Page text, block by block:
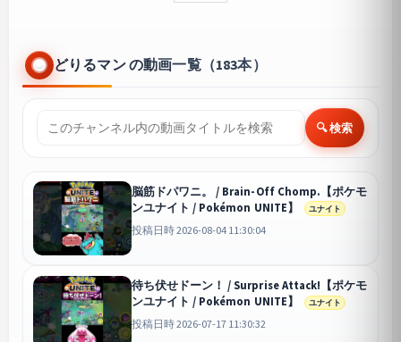
どりるマン の動画一覧（183本）
🔍 検索
脳筋ドパワニ。 / Brain-Off Chomp.【ポケモ
ンユナイト / Pokémon UNITE】
ユナイト
投稿日時 2026-08-04 11:30:04
待ち伏せドーン！ / Surprise Attack!【ポケモ
ンユナイト / Pokémon UNITE】
ユナイト
投稿日時 2026-07-17 11:30:32